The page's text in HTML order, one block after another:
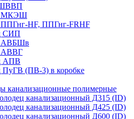
МКЭШ
ППГнг-HF, ППГнг-FRHF
СИП
АВБШв
АВВГ
АПВ
ПуГВ (ПВ-3) в коробке
канализационные полимерные
канализационный Д315 (ID)
канализационный Д425 (ID)
канализационный Д600 (ID)